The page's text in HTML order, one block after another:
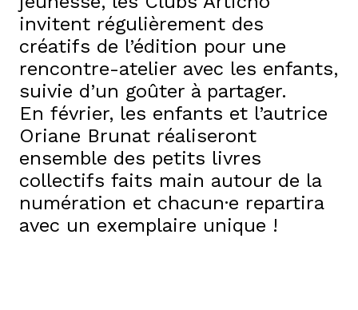
invitent régulièrement des
créatifs de l’édition pour une
rencontre-atelier avec les enfants,
suivie d’un goûter à partager.
En février, les enfants et l’autrice
Oriane Brunat réaliseront
ensemble des petits livres
collectifs faits main autour de la
numération et chacun·e repartira
avec un exemplaire unique !